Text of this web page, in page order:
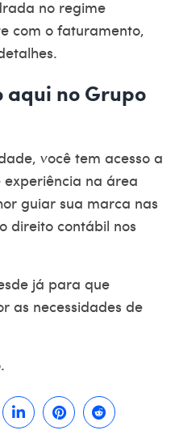
no regime
com o faturamento,
aqui no Grupo
, você tem acesso a
experiência na área
guiar sua marca nas
direito contábil nos
já para que
as necessidades de